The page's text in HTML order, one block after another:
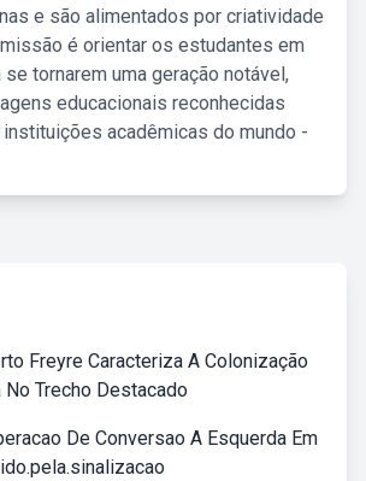
e são alimentados por criatividade
é orientar os estudantes em
se tornarem uma geração notável,
educacionais reconhecidas
acadêmicas do mundo -
Freyre Caracteriza A Colonização
Trecho Destacado
De Conversao A Esquerda Em